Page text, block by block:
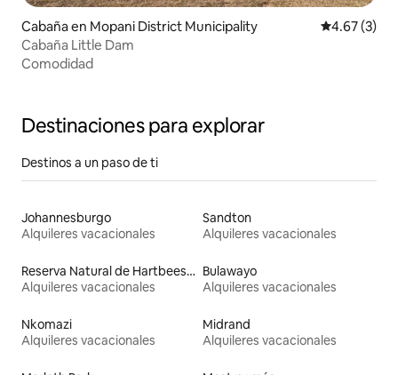
Cabaña en Mopani District Municipality Calificación
4.67 (3)
Cabaña Little Dam
Comodidad
Destinaciones para explorar
Destinos a un paso de ti
Johannesburgo
Alquileres vacacionales
Sandton
Alquileres vacacionales
Reserva Natural de Hartbeespoort
Alquileres vacacionales
Bulawayo
Alquileres vacacionales
Nkomazi
Alquileres vacacionales
Midrand
Alquileres vacacionales